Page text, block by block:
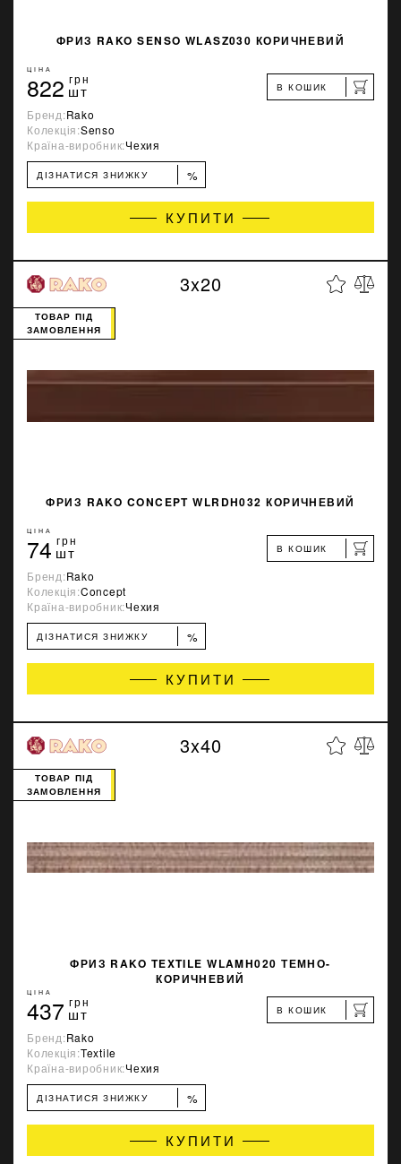
ФРИЗ RAKO SENSO WLASZ030 КОРИЧНЕВИЙ
ЦІНА
822 грн
шт В КОШИК
Бренд:Rako
Колекція:Senso
Країна-виробник:Чехия
ДІЗНАТИСЯ ЗНИЖКУ %
КУПИТИ
3x20
ФРИЗ RAKO CONCEPT WLRDH032 КОРИЧНЕВИЙ
ТОВАР ПІД
ЗАМОВЛЕННЯ
ЦІНА
74 грн
шт В КОШИК
Бренд:Rako
Колекція:Concept
Країна-виробник:Чехия
ДІЗНАТИСЯ ЗНИЖКУ %
КУПИТИ
3x40
ФРИЗ RAKO TEXTILE WLAMH020 ТЕМНО-
КОРИЧНЕВИЙ
ТОВАР ПІД
ЗАМОВЛЕННЯ
ЦІНА
437 грн
шт В КОШИК
Бренд:Rako
Колекція:Textile
Країна-виробник:Чехия
ДІЗНАТИСЯ ЗНИЖКУ %
КУПИТИ